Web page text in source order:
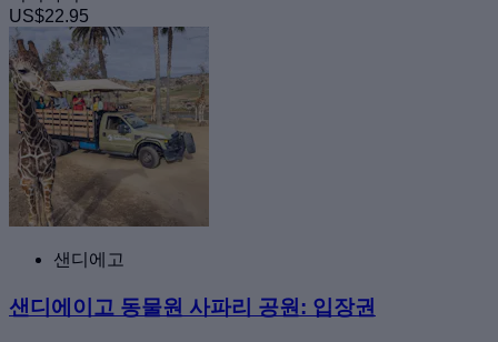
US$22.95
샌디에고
샌디에이고 동물원 사파리 공원: 입장권